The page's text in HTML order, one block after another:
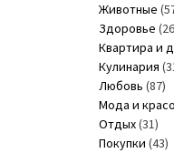
Животные
Здоровье
Квартира и
Кулинария
Любовь (87)
Мода и
Отдых(31)
Покупки (43)